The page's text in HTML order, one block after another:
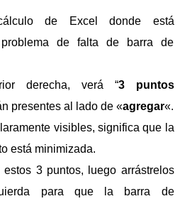
de Excel donde está
problema de falta de barra de
derecha, verá “3 puntos
presentes al lado de «agregar«.
visibles, significa que la
está minimizada.
estos 3 puntos, luego arrástrelos
para que la barra de